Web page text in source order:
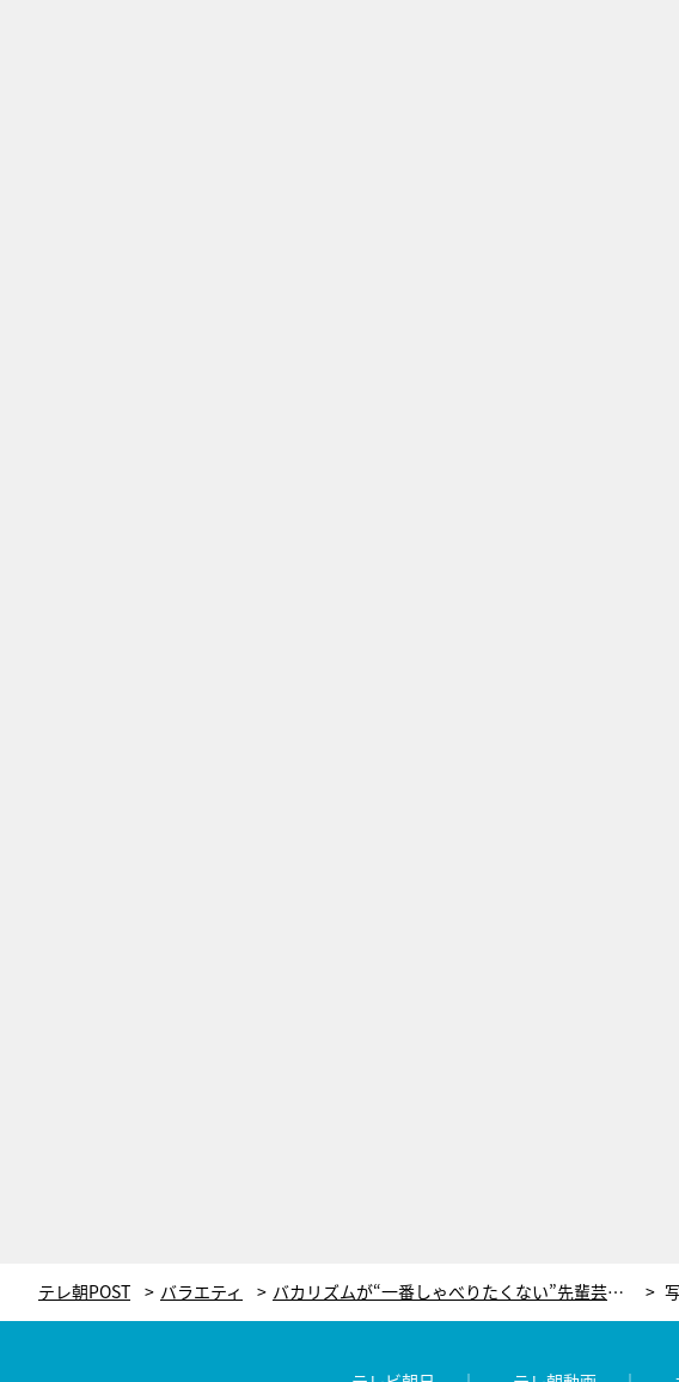
テレ朝POST バラエティ バカリズムが“一番しゃべりたくない”先輩芸人 久々の共演で態度が激変「すげぇ傷ついた」